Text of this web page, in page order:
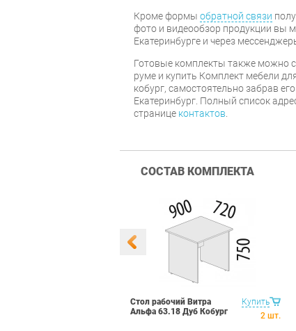
Кроме формы обратной связи
фото и видеообзор продукции вы
Екатеринбурге и через
Готовые комплекты также можно
руме и купить Комплект мебели
кобург, самостоятельно забрав
Екатеринбург. Полный список
странице контактов
СОСТАВ КОМПЛЕКТА
Купить
Стол рабочий Витра
Альфа 63.18 Дуб Кобург
2 шт.